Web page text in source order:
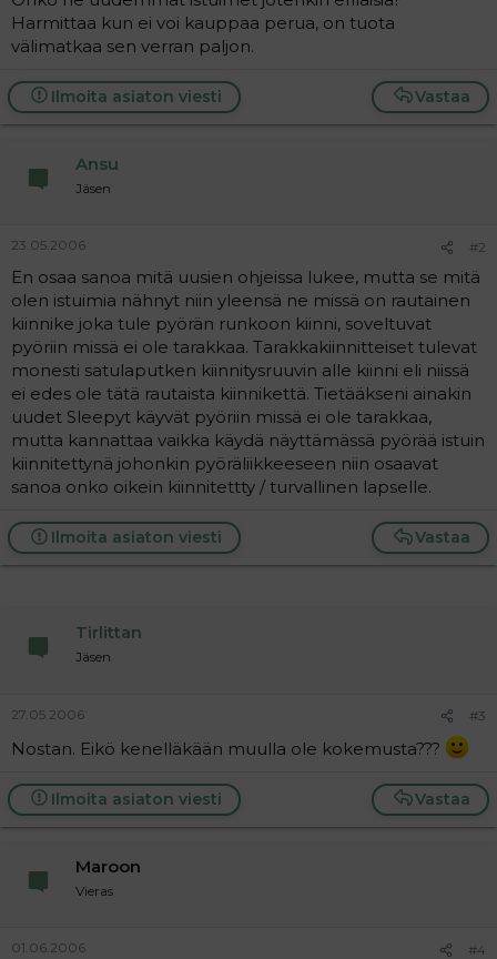
a
j
a
Harmittaa kun ei voi kauppaa perua, on tuota
välimatkaa sen verran paljon.
Vastaa
Ilmoita asiaton viesti
Ansu
Jäsen
23.05.2006 #2
En osaa sanoa mitä uusien ohjeissa lukee, mutta se mitä
olen istuimia nähnyt niin yleensä ne missä on rautainen
kiinnike joka tule pyörän runkoon kiinni, soveltuvat
pyöriin missä ei ole tarakkaa. Tarakkakiinnitteiset tulevat
monesti satulaputken kiinnitysruuvin alle kiinni eli niissä
ei edes ole tätä rautaista kiinnikettä. Tietääkseni ainakin
uudet Sleepyt käyvät pyöriin missä ei ole tarakkaa,
mutta kannattaa vaikka käydä näyttämässä pyörää istuin
kiinnitettynä johonkin pyöräliikkeeseen niin osaavat
sanoa onko oikein kiinnitettty / turvallinen lapselle.
Vastaa
Ilmoita asiaton viesti
Tirlittan
Jäsen
27.05.2006 #3
Nostan. Eikö kenelläkään muulla ole kokemusta???
Vastaa
Ilmoita asiaton viesti
Maroon
Vieras
01.06.2006 #4